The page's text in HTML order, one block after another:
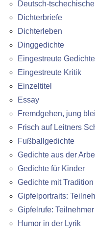
Deutsch-
Dichterbriefe
Dichterleben
Dinggedichte
Eingestreute Gedichte
Eingestreute Kritik
Einzeltitel
Essay
Fremdgehen, jung
Frisch auf Leitners
Fußballgedichte
Gedichte aus der
Gedichte für Kinder
Gedichte mit Tradition
Gipfelportraits:
Gipfelrufe:
Humor in der Lyrik